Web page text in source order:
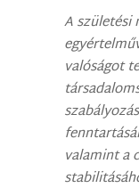
A születési
valóságot
valamint a